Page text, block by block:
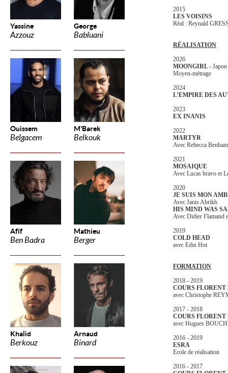
Yassine
Azzouz
George
Babluani
Ouissem
Belgacem
M'Barek
Belkouk
Afif
Ben Badra
Mathieu
Berger
Khalid
Berkouz
Arnaud
Binard
2015
LES VOISINS
Réal : Reynald
RÉALISATION
2026
MOONGIRL- Japon
Moyen-métrage
2024
L’EMPIRE DES
2023
EX INANIS
2022
MARTYR
Avec Rebecca
2021
MOSAIQUE
Avec Lucas bravo et
2020
JE SUIS MON
Avec Janis Abrikh
HIS MIND WAS
Avec Didier Flamand
2019
COLD HEAD
avec Edin Hot
FORMATION
2018 - 2019
COURS FLORENT
avec Christophe
2017 - 2018
COURS FLORENT
avec Hugues
2016 - 2019
ESRA
Ecole de réalisation
2016 - 2017